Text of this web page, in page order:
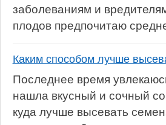
заболеваниям и
плодов предпочитаю
Каким способом лучше
Последнее время
нашла вкусный и сочный
куда лучше высевать